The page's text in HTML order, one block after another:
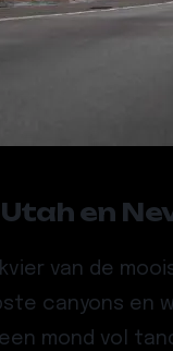
en
van de
canyons en
mond vol